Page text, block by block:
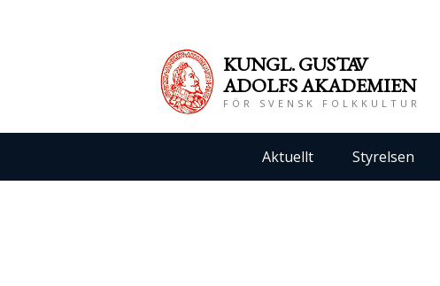
KUNGL. GUSTAV
ADOLFS AKADEMIEN
FÖR SVENSK FOLKKULTUR
Aktuellt Styrelsen